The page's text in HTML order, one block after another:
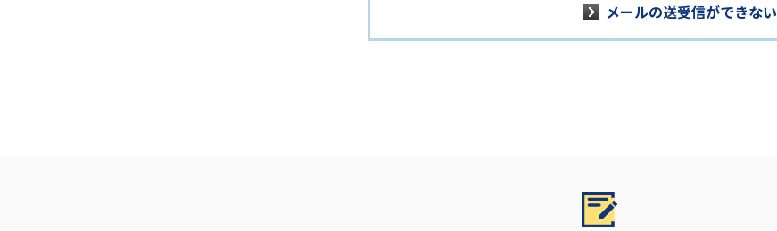
メールの送受信ができない